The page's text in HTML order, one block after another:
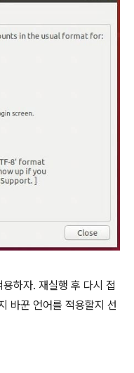
하자. 재실행 후 다시 접
바꾼 언어를 적용할지 선